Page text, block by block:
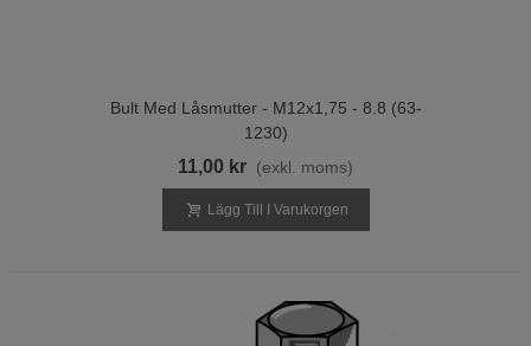
Bult Med Låsmutter - M12x1,75 - 8.8 (63-
1230)
11,00 kr (exkl. moms)
Lägg Till I Varukorgen